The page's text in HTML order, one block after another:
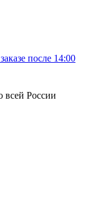
после 14:00
всей России